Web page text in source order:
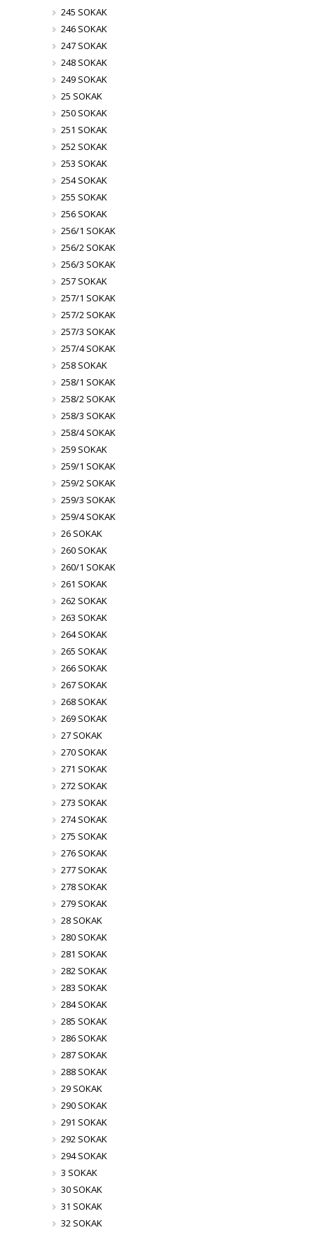
245 SOKAK
246 SOKAK
247 SOKAK
248 SOKAK
249 SOKAK
25 SOKAK
250 SOKAK
251 SOKAK
252 SOKAK
253 SOKAK
254 SOKAK
255 SOKAK
256 SOKAK
256/1 SOKAK
256/2 SOKAK
256/3 SOKAK
257 SOKAK
257/1 SOKAK
257/2 SOKAK
257/3 SOKAK
257/4 SOKAK
258 SOKAK
258/1 SOKAK
258/2 SOKAK
258/3 SOKAK
258/4 SOKAK
259 SOKAK
259/1 SOKAK
259/2 SOKAK
259/3 SOKAK
259/4 SOKAK
26 SOKAK
260 SOKAK
260/1 SOKAK
261 SOKAK
262 SOKAK
263 SOKAK
264 SOKAK
265 SOKAK
266 SOKAK
267 SOKAK
268 SOKAK
269 SOKAK
27 SOKAK
270 SOKAK
271 SOKAK
272 SOKAK
273 SOKAK
274 SOKAK
275 SOKAK
276 SOKAK
277 SOKAK
278 SOKAK
279 SOKAK
28 SOKAK
280 SOKAK
281 SOKAK
282 SOKAK
283 SOKAK
284 SOKAK
285 SOKAK
286 SOKAK
287 SOKAK
288 SOKAK
29 SOKAK
290 SOKAK
291 SOKAK
292 SOKAK
294 SOKAK
3 SOKAK
30 SOKAK
31 SOKAK
32 SOKAK